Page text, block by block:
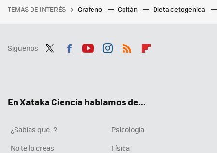
TEMAS DE INTERÉS Grafeno Coltán Dieta cetogenica
Síguenos
En Xataka Ciencia hablamos de...
¿Sabías que...?
Psicología
No te lo creas
Física